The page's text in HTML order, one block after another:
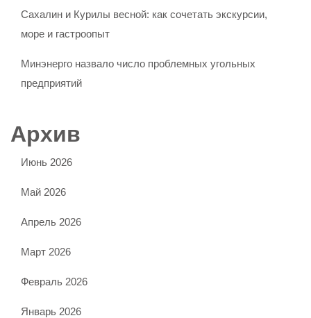
Сахалин и Курилы весной: как сочетать экскурсии,
море и гастроопыт
Минэнерго назвало число проблемных угольных
предприятий
Архив
Июнь 2026
Май 2026
Апрель 2026
Март 2026
Февраль 2026
Январь 2026